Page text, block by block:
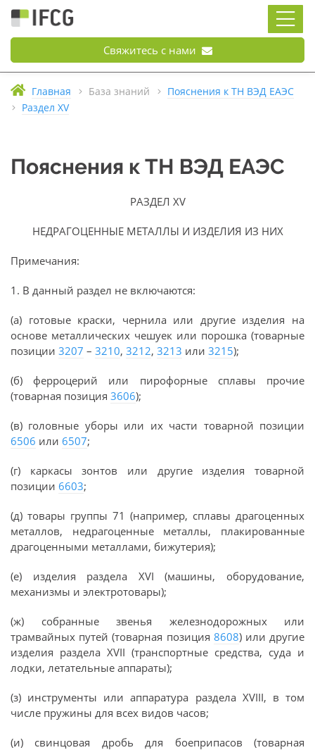
Свяжитесь с нами
Главная База знаний
Пояснения к ТН ВЭД ЕАЭС
Раздел XV
Пояснения к ТН ВЭД ЕАЭС
РАЗДЕЛ XV
НЕДРАГОЦЕННЫЕ МЕТАЛЛЫ И ИЗДЕЛИЯ ИЗ НИХ
Примечания:
1. В данный раздел не включаются:
(а) готовые краски, чернила или другие изделия на
основе металлических чешуек или порошка (товарные
позиции 3207 – 3210, 3212, 3213 или 3215);
(б) ферроцерий или пирофорные сплавы прочие
(товарная позиция 3606);
(в) головные уборы или их части товарной позиции
6506 или 6507;
(г) каркасы зонтов или другие изделия товарной
позиции 6603;
(д) товары группы 71 (например, сплавы драгоценных
металлов, недрагоценные металлы, плакированные
драгоценными металлами, бижутерия);
(е) изделия раздела XVI (машины, оборудование,
механизмы и электротовары);
(ж) собранные звенья железнодорожных или
трамвайных путей (товарная позиция 8608) или другие
изделия раздела XVII (транспортные средства, суда и
лодки, летательные аппараты);
(з) инструменты или аппаратура раздела XVIII, в том
числе пружины для всех видов часов;
(и) свинцовая дробь для боеприпасов (товарная